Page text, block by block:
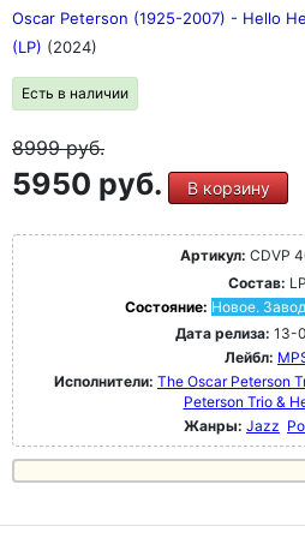
Oscar Peterson (1925-2007) - Hello
(LP) (2024)
Есть в наличии
8999руб.
5950 руб. В корзину
Артикул: CDVP
Состав: LP
Состояние: Новое.
Дата релиза: 13-
Лейбл:
Исполнители: The Oscar Peterson
Peterson Trio &
Жанры: Jazz